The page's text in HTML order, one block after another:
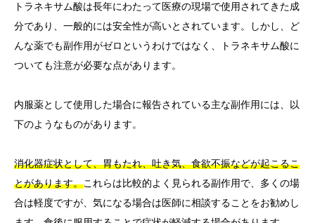
トラネキサム酸は長年にわたって医療の現場で使用されてきた成
分であり、一般的には安全性が高いとされています。しかし、ど
んな薬でも副作用がゼロというわけではなく、トラネキサム酸に
ついても注意が必要な点があります。
内服薬として使用した場合に報告されている主な副作用には、以
下のようなものがあります。
消化器症状として、胃もたれ、吐き気、食欲不振などが起こるこ
とがあります。これらは比較的よく見られる副作用で、多くの場
合は軽度ですが、気になる場合は医師に相談することをお勧めし